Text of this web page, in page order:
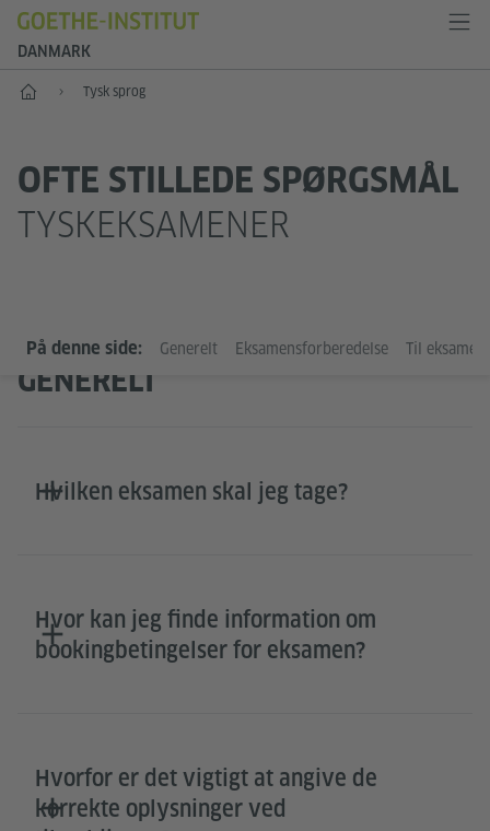
DANMARK
Start Tysk sprog
OFTE STILLEDE SPØRGSMÅL
TYSKEKSAMENER
På denne side: Generelt Eksamensforberedelse Til eksamen
GENERELT
Hvilken eksamen skal jeg tage?
Hvor kan jeg finde information om
bookingbetingelser for eksamen?
Hvorfor er det vigtigt at angive de
korrekte oplysninger ved